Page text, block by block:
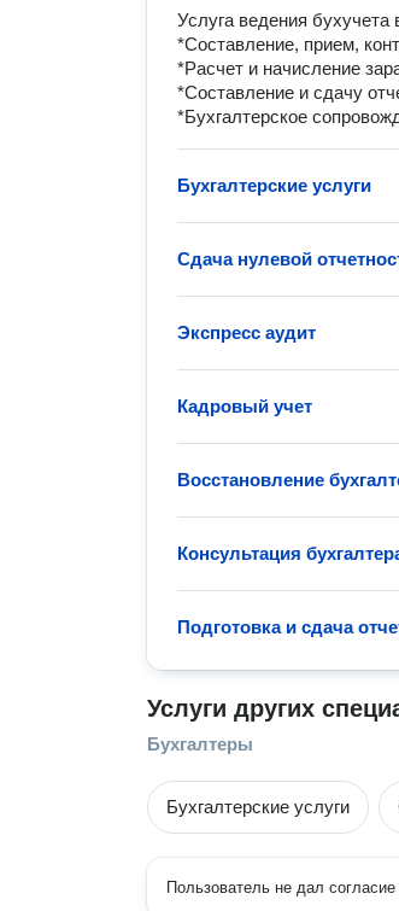
Услуга ведения бухучета
*Составление, прием,
*Расчет и начисление
*Составление и сдачу
*Бухгалтерское
Бухгалтерские услуги
Сдача нулевой
Экспресс аудит
Кадровый учет
Восстановление
Консультация
Подготовка и сдача
Услуги других
Бухгалтеры
Бухгалтерские услуги
Пользователь не дал